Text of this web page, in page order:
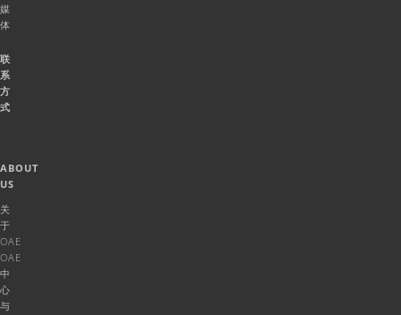
媒
体
联
系
方
式
ABOUT
US
关
于
OAE
OAE
中
心
与